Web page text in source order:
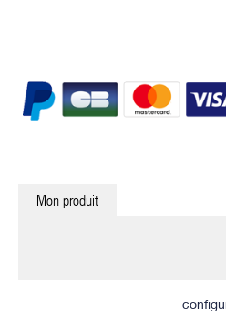
Mon produit